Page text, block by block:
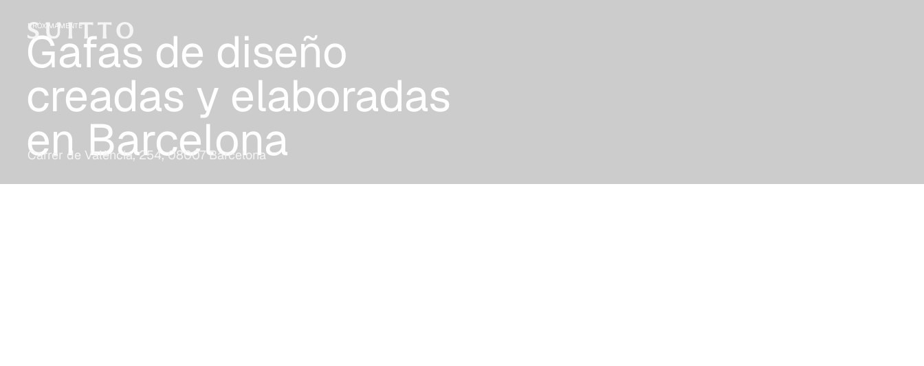
PRÓXIMAMENTE
Gafas de diseño
creadas y elaboradas
en Barcelona
Carrer de València, 254, 08007 Barcelona